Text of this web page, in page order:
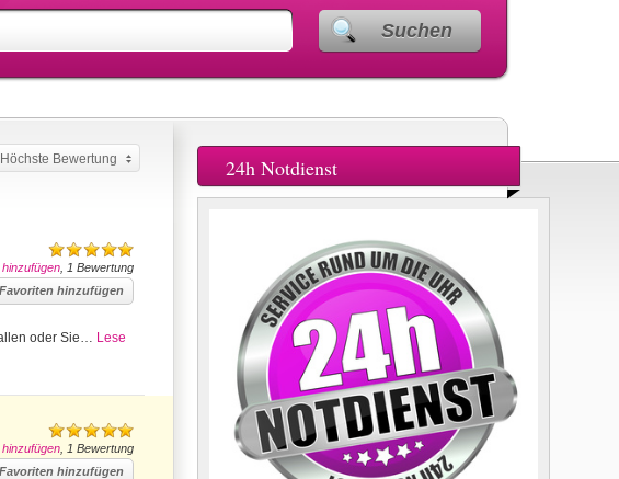
Suchen
Höchste Bewertung
, 1 Bewertung
hinzufügen
oder Sie… Lese
, 1 Bewertung
hinzufügen
24h Notdienst